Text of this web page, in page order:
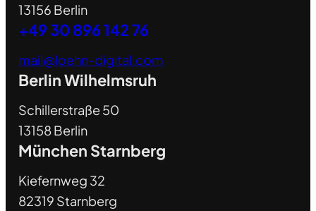
13156 Berlin
+49 30 896 142 76
mail@loehn-digital.com
Berlin Wilhelmsruh
Schillerstraße 50
13158 Berlin
München Starnberg
Kiefernweg 32
82319 Starnberg